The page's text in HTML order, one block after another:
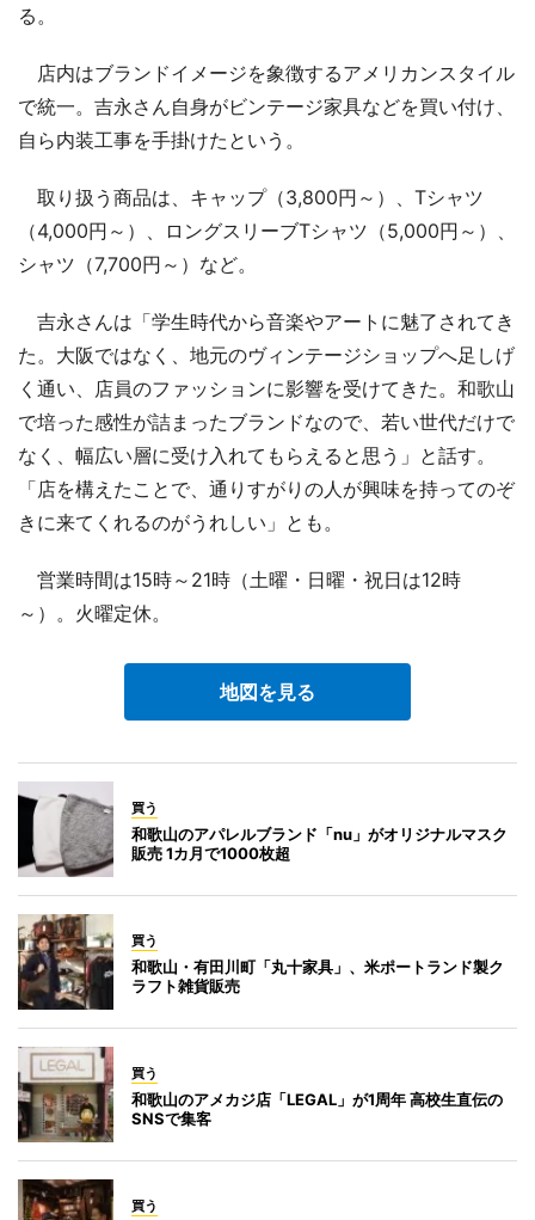
る。
店内はブランドイメージを象徴するアメリカンスタイル
で統一。吉永さん自身がビンテージ家具などを買い付け、
自ら内装工事を手掛けたという。
取り扱う商品は、キャップ（3,800円～）、Tシャツ
（4,000円～）、ロングスリーブTシャツ（5,000円～）、
シャツ（7,700円～）など。
吉永さんは「学生時代から音楽やアートに魅了されてき
た。大阪ではなく、地元のヴィンテージショップへ足しげ
く通い、店員のファッションに影響を受けてきた。和歌山
で培った感性が詰まったブランドなので、若い世代だけで
なく、幅広い層に受け入れてもらえると思う」と話す。
「店を構えたことで、通りすがりの人が興味を持ってのぞ
きに来てくれるのがうれしい」とも。
営業時間は15時～21時（土曜・日曜・祝日は12時
～）。火曜定休。
地図を見る
買う
和歌山のアパレルブランド「nu」がオリジナルマスク
販売 1カ月で1000枚超
買う
和歌山・有田川町「丸十家具」、米ポートランド製ク
ラフト雑貨販売
買う
和歌山のアメカジ店「LEGAL」が1周年 高校生直伝の
SNSで集客
買う